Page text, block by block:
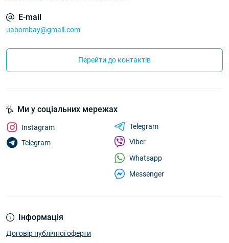
E-mail
uabombay@gmail.com
Перейти до контактів
Інформація
Договір публічної оферти
Ми у соціальних мережах
Instagram
Telegram
Telegram
Viber
Whatsapp
Messenger